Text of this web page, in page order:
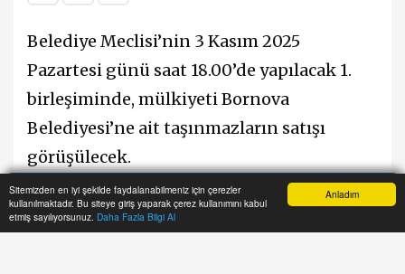
Anladım
Sitemizden en iyi şekilde faydalanabilmeniz için çerezler
kullanılmaktadır. Bu siteye giriş yaparak çerez kullanımını kabul
etmiş sayılıyorsunuz. Daha Fazla Bilgi Al
Belediye Meclisi’nin 3 Kasım 2025
Pazartesi günü saat 18.00’de yapılacak 1.
birleşiminde, mülkiyeti Bornova
Belediyesi’ne ait taşınmazların satışı
görüşülecek.
Konu, İmar – Plan, Bütçe ve Belediye
Anasayfa Yazarlar Haber Ara İhbar Hattı Menu